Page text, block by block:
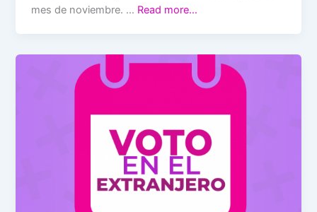
mes de noviembre. … Read more…